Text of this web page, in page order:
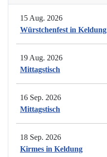
15 Aug. 2026
Würstchenfest in Keldung
19 Aug. 2026
Mittagstisch
16 Sep. 2026
Mittagstisch
18 Sep. 2026
Kirmes in Keldung